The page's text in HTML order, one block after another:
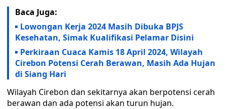
Baca Juga:
Lowongan Kerja 2024 Masih Dibuka BPJS
Kesehatan, Simak Kualifikasi Pelamar Disini
Perkiraan Cuaca Kamis 18 April 2024, Wilayah
Cirebon Potensi Cerah Berawan, Masih Ada Hujan
di Siang Hari
Wilayah Cirebon dan sekitarnya akan berpotensi cerah
berawan dan ada potensi akan turun hujan.